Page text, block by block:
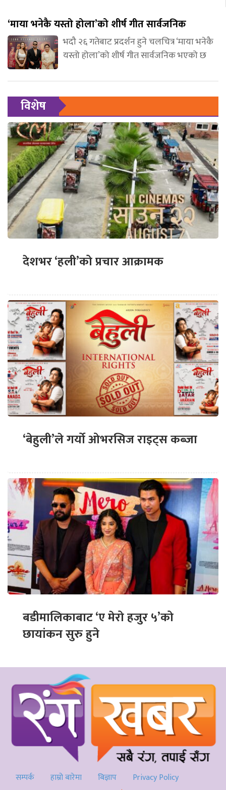
‘माया भनेकै यस्तो होला’को शीर्ष गीत सार्वजनिक
भदौ २६ गतेबाट प्रदर्शन हुने चलचित्र ‘माया भनेकै
यस्तो होला’को शीर्ष गीत सार्वजनिक भएको छ
विशेष
देशभर ‘हली’को प्रचार आक्रामक
‘बेहुली’ले गर्यो ओभरसिज राइट्स कब्जा
बडीमालिकाबाट ‘ए मेरो हजुर ५’को
छायांकन सुरु हुने
सम्पर्क हाम्रो बारेमा बिज्ञाप
Privacy Policy